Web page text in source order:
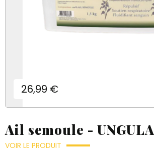
Prix
26,99 €
Ail semoule - UNGULA
VOIR LE PRODUIT